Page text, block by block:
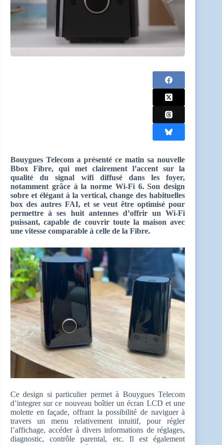
Bouygues Telecom a présenté ce matin sa nouvelle
Bbox Fibre, qui met clairement l’accent sur la
qualité du signal wifi diffusé dans les foyer,
notamment grâce à la norme Wi-Fi 6. Son design
sobre et élégant à la vertical, change des habituelles
box des autres FAI, et se veut être optimisé pour
permettre à ses huit antennes d’offrir un Wi-Fi
puissant, capable de couvrir toute la maison avec
une vitesse comparable à celle de la Fibre.
Ce design si particulier permet à Bouygues Telecom
d’integrer sur ce nouveau boîtier un écran LCD et une
molette en façade, offrant la possibilité de naviguer à
travers un menu relativement intuitif, pour régler
l’affichage, accéder à divers informations de réglages,
diagnostic, contrôle parental, etc. Il est également